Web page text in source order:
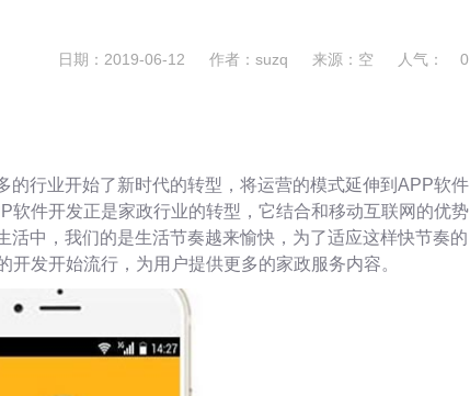
日期：2019-06-12 作者：suzq 来源：空 人气： 0
的行业开始了新时代的转型，将运营的模式延伸到APP软件
软件开发正是家政行业的转型，它结合和移动互联网的优势
活中，我们的是生活节奏越来愉快，为了适应这样快节奏的
开发开始流行，为用户提供更多的家政服务内容。